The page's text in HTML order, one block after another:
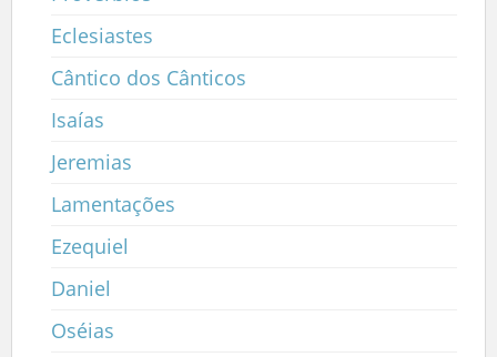
Eclesiastes
Cântico dos Cânticos
Isaías
Jeremias
Lamentações
Ezequiel
Daniel
Oséias